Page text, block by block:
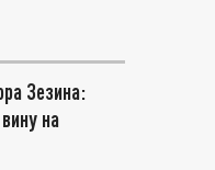
Зезина:
на